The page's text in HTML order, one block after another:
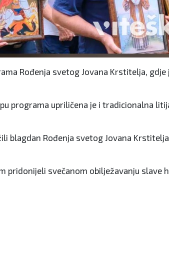
Rođenja svetog Jovana Krstitelja,
programa upriličena je i tradicionalna
blagdan Rođenja svetog Jovana
svečanom obilježavanju slave